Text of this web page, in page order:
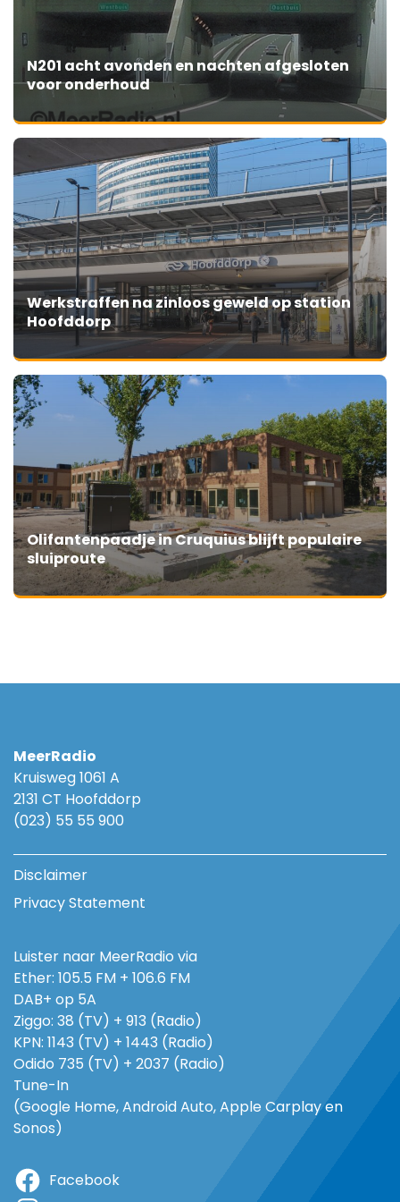
N201 acht avonden en nachten afgesloten
voor onderhoud
Werkstraffen na zinloos geweld op station
Hoofddorp
Olifantenpaadje in Cruquius blijft populaire
sluiproute
MeerRadio
Kruisweg 1061 A
2131 CT Hoofddorp
(023) 55 55 900
Disclaimer
Privacy Statement
Luister naar MeerRadio via
Ether: 105.5 FM + 106.6 FM
DAB+ op 5A
Ziggo: 38 (TV) + 913 (Radio)
KPN: 1143 (TV) + 1443 (Radio)
Odido 735 (TV) + 2037 (Radio)
Tune-In
(Google Home, Android Auto, Apple Carplay en
Sonos)
Facebook